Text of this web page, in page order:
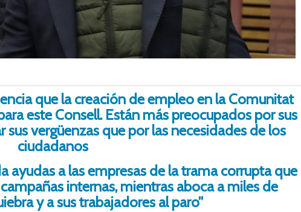
que la creación de empleo en la Comunitat
este Consell. Están más preocupados por sus
vergüenzas que por las necesidades de los
ciudadanos
a las empresas de la trama corrupta que
internas, mientras aboca a miles de
y a sus trabajadores al paro”